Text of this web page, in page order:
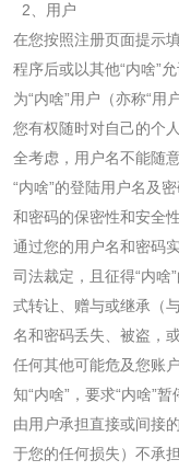
2 、用户
在您按照注册页面提示
程序后或以其他“内啥”
为“内啥”用户（亦称“用
您有权随时对自己的个
全考虑，用户名不能随意
“内啥”的登陆用户名及
和密码的保密性和安全
通过您的用户名和密码
司法裁定，且征得“内啥
式转让、赠与或继承（
名和密码丢失、被盗，
任何其他可能危及您账
知“内啥”，要求“内啥”
由用户承担直接或间接
于您的任何损失）不承